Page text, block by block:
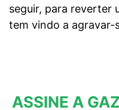
seguir, para reverter
tem vindo a agravar-
ASSINE A